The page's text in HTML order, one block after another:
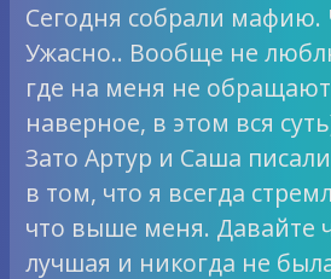
Сегодня собрали мафию.
Ужасно.. Вообще не
где на меня не
наверное, в этом вся
Зато Артур и Саша
в том, что я всегда
что выше меня. Давайте
лучшая и никогда не